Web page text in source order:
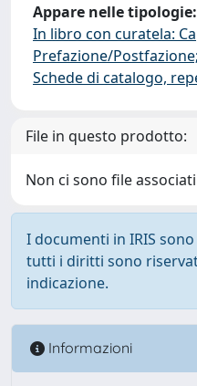
Appare nelle tipologie:
In libro con curatela:
Prefazione/
Schede di catalogo,
File in questo prodotto:
Non ci sono file
I documenti in IRIS
tutti i diritti sono
indicazione.
Informazioni